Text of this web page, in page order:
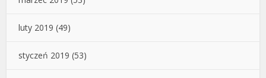
luty 2019 (49)
styczeń 2019 (53)